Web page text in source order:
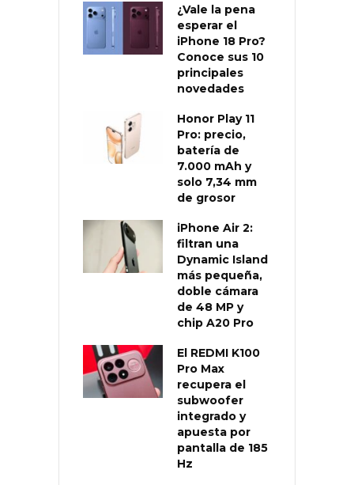
¿Vale la pena
esperar el
iPhone 18 Pro?
Conoce sus 10
principales
novedades
Honor Play 11
Pro: precio,
batería de
7.000 mAh y
solo 7,34 mm
de grosor
iPhone Air 2:
filtran una
Dynamic Island
más pequeña,
doble cámara
de 48 MP y
chip A20 Pro
El REDMI K100
Pro Max
recupera el
subwoofer
integrado y
apuesta por
pantalla de 185
Hz